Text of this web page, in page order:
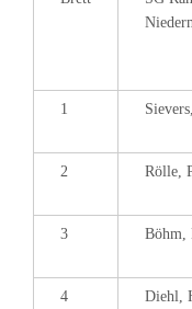
1
2 Rölle,
3 Böhm,
4 Diehl,